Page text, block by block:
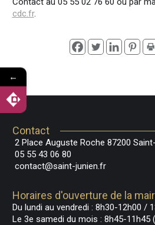
cdc.fr.
Contact
2 Place Auguste Roche 87200
05 55 43 06 80
contact@saint-junien.fr
Horaires d'ouverture de la
Du lundi au vendredi : 8h30-12h00 /
Le 3e samedi du mois : 8h45-
←